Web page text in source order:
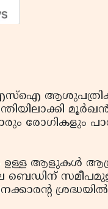
രോഗികളും
ആളുകള്‍
ബെഡിന്